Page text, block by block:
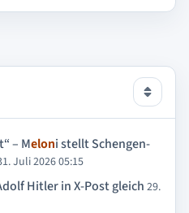
– Meloni stellt Schengen-
Juli 2026 05:15
Hitler in X-Post gleich 29.